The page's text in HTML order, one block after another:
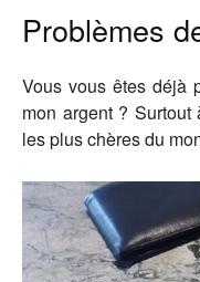
Problèmes
Vous vous êtes déjà
mon argent ?
les plus chères du